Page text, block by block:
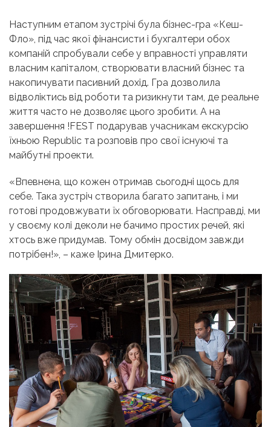
Наступним етапом зустрічі була бізнес-гра «Кеш-
Фло», під час якої фінансисти і бухгалтери обох
компаній спробували себе у вправності управляти
власним капіталом, створювати власний бізнес та
накопичувати пасивний дохід. Гра дозволила
відволіктись від роботи та ризикнути там, де реальне
життя часто не дозволяє цього зробити. А на
завершення !FEST подарував учасникам екскурсію
їхньою Republic та розповів про свої існуючі та
майбутні проекти.
«Впевнена, що кожен отримав сьогодні щось для
себе. Така зустріч створила багато запитань, і ми
готові продовжувати їх обговорювати. Насправді, ми
у своєму колі деколи не бачимо простих речей, які
хтось вже придумав. Тому обмін досвідом завжди
потрібен!», – каже Ірина Дмитерко.